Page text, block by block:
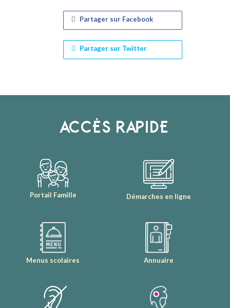
Partager sur Facebook
Partager sur Twitter
ACCÈS RAPIDE
Portail Famille Démarches en ligne
Menus scolaires Annuaire